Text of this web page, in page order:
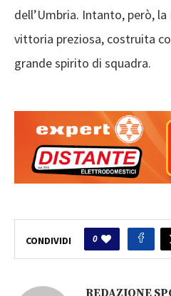
dell’Umbria. Intanto, però,
vittoria preziosa, costruita
grande spirito di squadra.
CONDIVIDI 0